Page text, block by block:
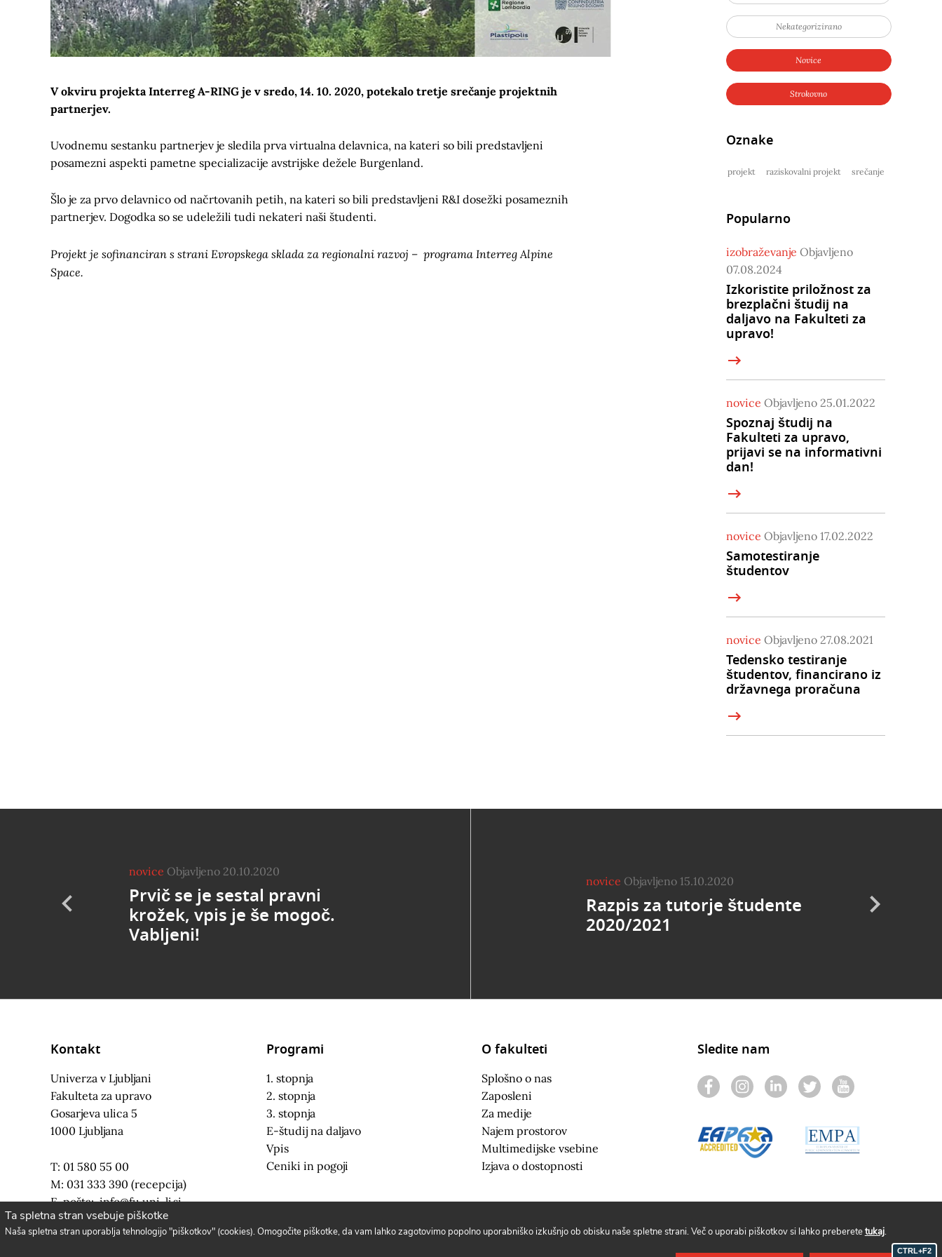
CTRL+F2
Ta spletna stran vsebuje piškotke
Naša spletna stran uporablja tehnologijo "piškotkov" (cookies). Omogočite piškotke, da vam lahko zagotovimo popolno uporabniško izkušnjo ob obisku naše spletne strani. Več o uporabi piškotkov si lahko preberetetukaj.
Nekategorizirano
Novice
Strokovno
Oznake
projekt raziskovalni projekt srečanje
Popularno
izobraževanje Objavljeno
07.08.2024
Izkoristite priložnost za
brezplačni študij na
daljavo na Fakulteti za
upravo!
novice Objavljeno 25.01.2022
Spoznaj študij na
Fakulteti za upravo,
prijavi se na informativni
dan!
novice Objavljeno 17.02.2022
Samotestiranje
študentov
novice Objavljeno 27.08.2021
Tedensko testiranje
študentov, financirano iz
državnega proračuna
V okviru projekta Interreg A-RING je v sredo, 14. 10. 2020, potekalo tretje srečanje projektnih
partnerjev.
Uvodnemu sestanku partnerjev je sledila prva virtualna delavnica, na kateri so bili predstavljeni
posamezni aspekti pametne specializacije avstrijske dežele Burgenland.
Šlo je za prvo delavnico od načrtovanih petih, na kateri so bili predstavljeni R&I dosežki posameznih
partnerjev. Dogodka so se udeležili tudi nekateri naši študenti.​
Projekt je sofinanciran s strani Evropskega sklada za regionalni razvoj – programa Interreg Alpine
Space.
novice Objavljeno 20.10.2020
Prvič se je sestal pravni
krožek, vpis je še mogoč.
Vabljeni!
novice Objavljeno 15.10.2020
Razpis za tutorje študente
2020/2021
Kontakt
Univerza v Ljubljani
Fakulteta za upravo
Gosarjeva ulica 5
1000 Ljubljana
T: 01 580 55 00
M: 031 333 390 (recepcija)
E-pošta:info@fu.uni-lj.si
Programi
1. stopnja
2. stopnja
3. stopnja
E-študij na daljavo
Vpis
Ceniki in pogoji
O fakulteti
Splošno o nas
Zaposleni
Za medije
Najem prostorov
Multimedijske vsebine
Izjava o dostopnosti
Sledite nam